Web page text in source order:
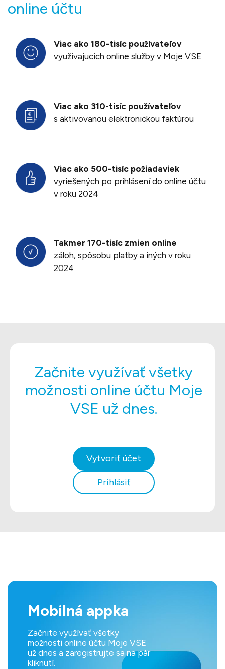
online účtu
Viac ako 180-tisíc používateľov
využivajucich online služby v Moje VSE
Viac ako 310-tisíc používateľov
s aktivovanou elektronickou faktúrou
Viac ako 500-tisíc požiadaviek
vyriešených po prihlásení do online účtu
v roku 2024
Takmer 170-tisíc zmien online
záloh, spôsobu platby a iných v roku
2024
Začnite využívať všetky
možnosti online účtu Moje
VSE už dnes.
Vytvoriť účet
Prihlásiť
Mobilná appka
Začnite využívať všetky
možnosti online účtu Moje VSE
už dnes a zaregistrujte sa na pár
kliknutí.